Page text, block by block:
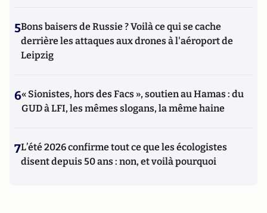
5Bons baisers de Russie ? Voilà ce qui se cache
derrière les attaques aux drones à l'aéroport de
Leipzig
6« Sionistes, hors des Facs », soutien au Hamas : du
GUD à LFI, les mêmes slogans, la même haine
7L’été 2026 confirme tout ce que les écologistes
disent depuis 50 ans : non, et voilà pourquoi